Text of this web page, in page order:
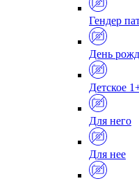
Гендер
День
Детское
Для него
Для нее